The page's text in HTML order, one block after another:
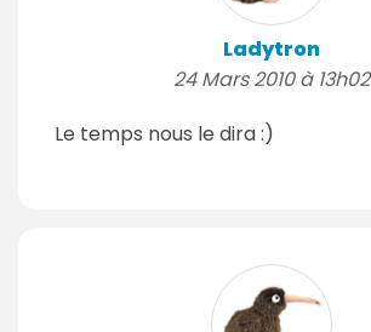
Ladytron
24 Mars 2010 à 13h02
Le temps nous le dira :)